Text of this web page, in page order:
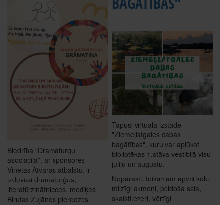
Biedrība “Dramaturgu
asociācija”, ar sponsores
Vinetas Atvaras atbalstu, ir
izdevusi dramaturģes,
literatūrzinātnieces, mediķes
Birutas Zujānes pieredzes
Tapusi virtuālā izstāde
"Ziemeļlatgales dabas
bagātības", kuru var aplūkot
bibliotēkas 1.stāva vestibilā visu
jūliju un augustu.
Neparasti, teiksmām apvīti koki,
milzīgi akmeņi, peldoša sala,
skaisti ezeri, vērtīgi